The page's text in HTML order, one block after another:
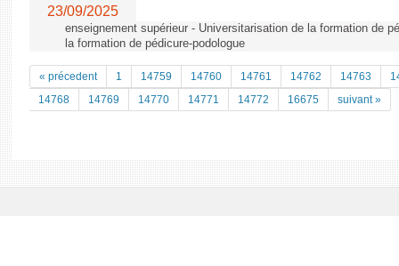
23/09/2025
enseignement supérieur - Universitarisation de la formation de
la formation de pédicure-podologue
« précedent 1 14759 14760 14761 14762 14763
14768
14769 14770 14771 14772 16675 suivant »